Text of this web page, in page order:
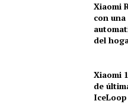
Xiaomi
con
del
Xiaomi
de
IceLoop